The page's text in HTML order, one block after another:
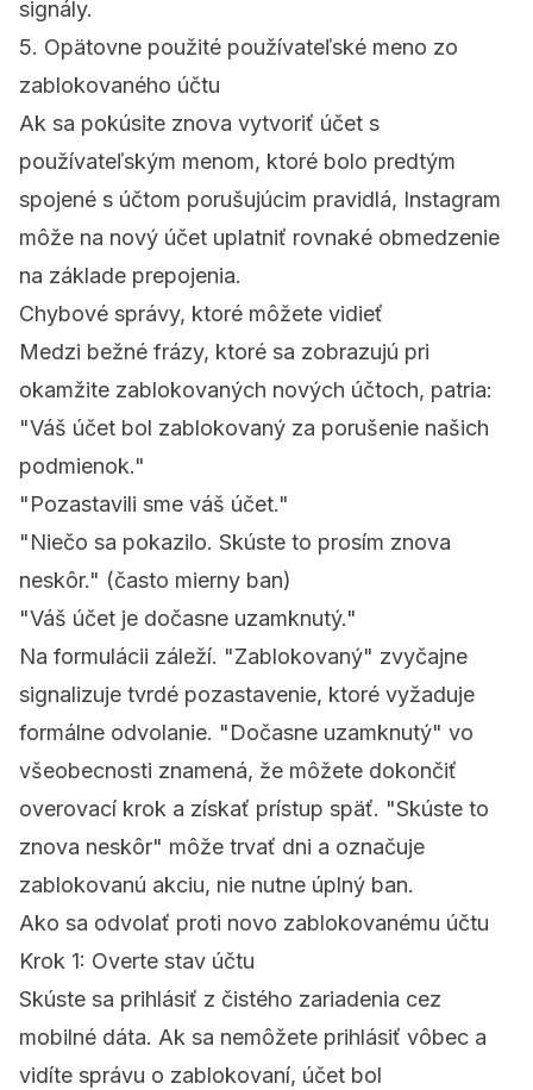
signály.
5. Opätovne použité používateľské meno zo
zablokovaného účtu
Ak sa pokúsite znova vytvoriť účet s
používateľským menom, ktoré bolo predtým
spojené s účtom porušujúcim pravidlá, Instagram
môže na nový účet uplatniť rovnaké obmedzenie
na základe prepojenia.
Chybové správy, ktoré môžete vidieť
Medzi bežné frázy, ktoré sa zobrazujú pri
okamžite zablokovaných nových účtoch, patria:
"Váš účet bol zablokovaný za porušenie našich
podmienok."
"Pozastavili sme váš účet."
"Niečo sa pokazilo. Skúste to prosím znova
neskôr." (často mierny ban)
"Váš účet je dočasne uzamknutý."
Na formulácii záleží. "Zablokovaný" zvyčajne
signalizuje tvrdé pozastavenie, ktoré vyžaduje
formálne odvolanie. "Dočasne uzamknutý" vo
všeobecnosti znamená, že môžete dokončiť
overovací krok a získať prístup späť. "Skúste to
znova neskôr" môže trvať dni a označuje
zablokovanú akciu, nie nutne úplný ban.
Ako sa odvolať proti novo zablokovanému účtu
Krok 1: Overte stav účtu
Skúste sa prihlásiť z čistého zariadenia cez
mobilné dáta. Ak sa nemôžete prihlásiť vôbec a
vidíte správu o zablokovaní, účet bol